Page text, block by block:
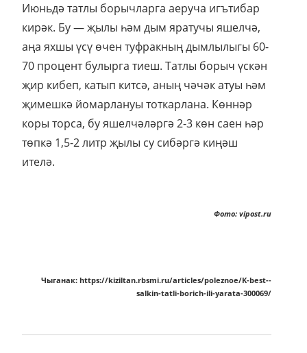
Июньдә татлы борычларга аеруча игътибар
кирәк. Бу — җылы һәм дым яратучы яшелчә,
аңа яхшы үсү өчен туфракның дымлылыгы 60-
70 процент булырга тиеш. Татлы борыч үскән
җир кибеп, катып китсә, аның чәчәк атуы һәм
җимешкә йомарлануы тоткарлана. Көннәр
коры торса, бу яшелчәләргә 2-3 көн саен һәр
төпкә 1,5-2 литр җылы су сибәргә киңәш
ителә.
Фото: vipost.ru
Чыганак: https://kiziltan.rbsmi.ru/articles/poleznoe/K-best--
salkin-tatli-borich-ili-yarata-300069/